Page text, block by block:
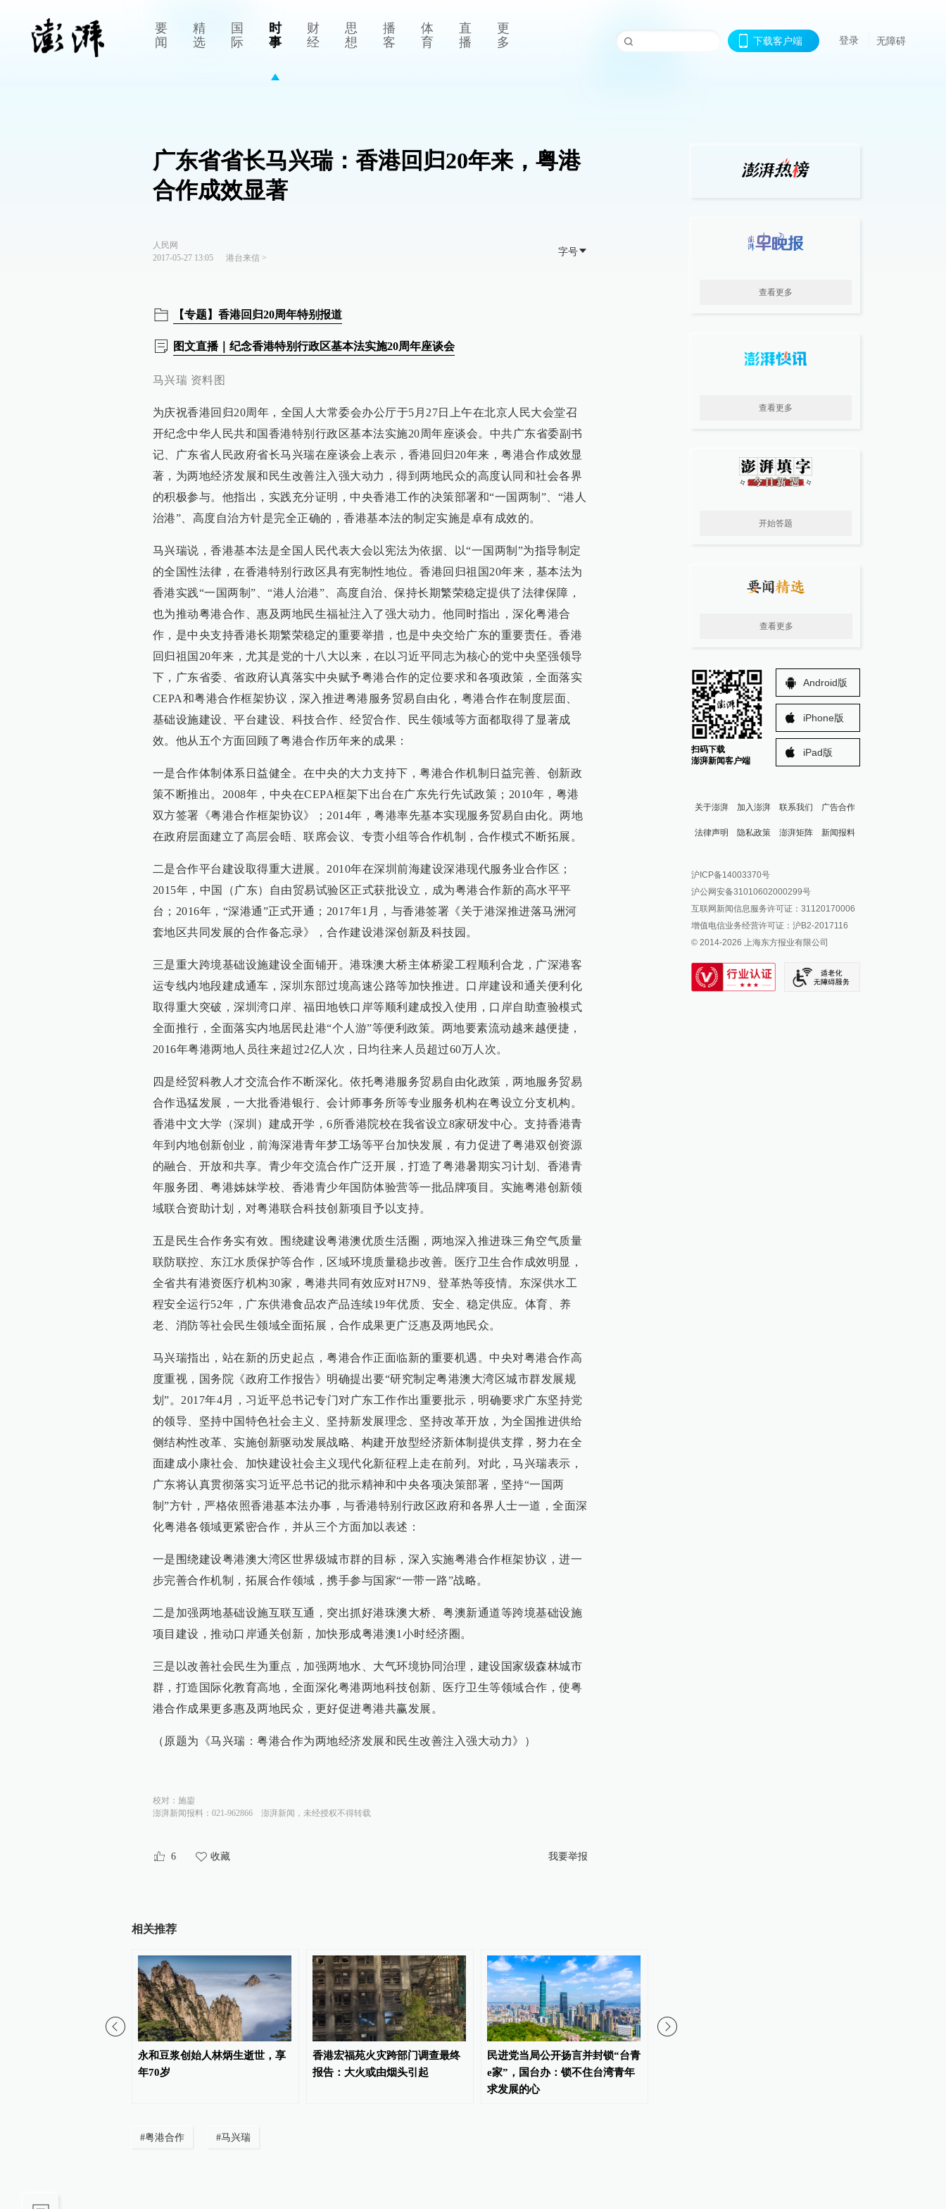
要
闻
精
选
国
际
时
事
财
经
思
想
播
客
体
育
直
播
更
多
下载客户端 登录 无障碍
广东省省长马兴瑞：香港回归20年来，粤港
合作成效显著
人民网
2017-05-27 13:05
港台来信>
字号
【专题】香港回归20周年特别报道
图文直播｜纪念香港特别行政区基本法实施20周年座谈会
马兴瑞 资料图
为庆祝香港回归20周年，全国人大常委会办公厅于5月27日上午在北京人民大会堂召
开纪念中华人民共和国香港特别行政区基本法实施20周年座谈会。中共广东省委副书
记、广东省人民政府省长马兴瑞在座谈会上表示，香港回归20年来，粤港合作成效显
著，为两地经济发展和民生改善注入强大动力，得到两地民众的高度认同和社会各界
的积极参与。他指出，实践充分证明，中央香港工作的决策部署和“一国两制”、“港人
治港”、高度自治方针是完全正确的，香港基本法的制定实施是卓有成效的。
马兴瑞说，香港基本法是全国人民代表大会以宪法为依据、以“一国两制”为指导制定
的全国性法律，在香港特别行政区具有宪制性地位。香港回归祖国20年来，基本法为
香港实践“一国两制”、“港人治港”、高度自治、保持长期繁荣稳定提供了法律保障，
也为推动粤港合作、惠及两地民生福祉注入了强大动力。他同时指出，深化粤港合
作，是中央支持香港长期繁荣稳定的重要举措，也是中央交给广东的重要责任。香港
回归祖国20年来，尤其是党的十八大以来，在以习近平同志为核心的党中央坚强领导
下，广东省委、省政府认真落实中央赋予粤港合作的定位要求和各项政策，全面落实
CEPA和粤港合作框架协议，深入推进粤港服务贸易自由化，粤港合作在制度层面、
基础设施建设、平台建设、科技合作、经贸合作、民生领域等方面都取得了显著成
效。他从五个方面回顾了粤港合作历年来的成果：
一是合作体制体系日益健全。在中央的大力支持下，粤港合作机制日益完善、创新政
策不断推出。2008年，中央在CEPA框架下出台在广东先行先试政策；2010年，粤港
双方签署《粤港合作框架协议》；2014年，粤港率先基本实现服务贸易自由化。两地
在政府层面建立了高层会晤、联席会议、专责小组等合作机制，合作模式不断拓展。
二是合作平台建设取得重大进展。2010年在深圳前海建设深港现代服务业合作区；
2015年，中国（广东）自由贸易试验区正式获批设立，成为粤港合作新的高水平平
台；2016年，“深港通”正式开通；2017年1月，与香港签署《关于港深推进落马洲河
套地区共同发展的合作备忘录》，合作建设港深创新及科技园。
三是重大跨境基础设施建设全面铺开。港珠澳大桥主体桥梁工程顺利合龙，广深港客
运专线内地段建成通车，深圳东部过境高速公路等加快推进。口岸建设和通关便利化
取得重大突破，深圳湾口岸、福田地铁口岸等顺利建成投入使用，口岸自助查验模式
全面推行，全面落实内地居民赴港“个人游”等便利政策。两地要素流动越来越便捷，
2016年粤港两地人员往来超过2亿人次，日均往来人员超过60万人次。
四是经贸科教人才交流合作不断深化。依托粤港服务贸易自由化政策，两地服务贸易
合作迅猛发展，一大批香港银行、会计师事务所等专业服务机构在粤设立分支机构。
香港中文大学（深圳）建成开学，6所香港院校在我省设立8家研发中心。支持香港青
年到内地创新创业，前海深港青年梦工场等平台加快发展，有力促进了粤港双创资源
的融合、开放和共享。青少年交流合作广泛开展，打造了粤港暑期实习计划、香港青
年服务团、粤港姊妹学校、香港青少年国防体验营等一批品牌项目。实施粤港创新领
域联合资助计划，对粤港联合科技创新项目予以支持。
五是民生合作务实有效。围绕建设粤港澳优质生活圈，两地深入推进珠三角空气质量
联防联控、东江水质保护等合作，区域环境质量稳步改善。医疗卫生合作成效明显，
全省共有港资医疗机构30家，粤港共同有效应对H7N9、登革热等疫情。东深供水工
程安全运行52年，广东供港食品农产品连续19年优质、安全、稳定供应。体育、养
老、消防等社会民生领域全面拓展，合作成果更广泛惠及两地民众。
马兴瑞指出，站在新的历史起点，粤港合作正面临新的重要机遇。中央对粤港合作高
度重视，国务院《政府工作报告》明确提出要“研究制定粤港澳大湾区城市群发展规
划”。2017年4月，习近平总书记专门对广东工作作出重要批示，明确要求广东坚持党
的领导、坚持中国特色社会主义、坚持新发展理念、坚持改革开放，为全国推进供给
侧结构性改革、实施创新驱动发展战略、构建开放型经济新体制提供支撑，努力在全
面建成小康社会、加快建设社会主义现代化新征程上走在前列。对此，马兴瑞表示，
广东将认真贯彻落实习近平总书记的批示精神和中央各项决策部署，坚持“一国两
制”方针，严格依照香港基本法办事，与香港特别行政区政府和各界人士一道，全面深
化粤港各领域更紧密合作，并从三个方面加以表述：
一是围绕建设粤港澳大湾区世界级城市群的目标，深入实施粤港合作框架协议，进一
步完善合作机制，拓展合作领域，携手参与国家“一带一路”战略。
二是加强两地基础设施互联互通，突出抓好港珠澳大桥、粤澳新通道等跨境基础设施
项目建设，推动口岸通关创新，加快形成粤港澳1小时经济圈。
三是以改善社会民生为重点，加强两地水、大气环境协同治理，建设国家级森林城市
群，打造国际化教育高地，全面深化粤港两地科技创新、医疗卫生等领域合作，使粤
港合作成果更多惠及两地民众，更好促进粤港共赢发展。
（原题为《马兴瑞：粤港合作为两地经济发展和民生改善注入强大动力》）
校对： 施鋆
澎湃新闻报料：021-962866
澎湃新闻，未经授权不得转载
6 收藏 我要举报
相关推荐
永和豆浆创始人林炳生逝世，享
年70岁
香港宏福苑火灾跨部门调查最终
报告：大火或由烟头引起
民进党当局公开扬言并封锁“台青
e家”，国台办：锁不住台湾青年
求发展的心
#粤港合作 #马兴瑞
查看更多
查看更多
开始答题
查看更多
扫码下载
澎湃新闻客户端
Android版
iPhone版
iPad版
关于澎湃 加入澎湃 联系我们 广告合作
法律声明 隐私政策 澎湃矩阵
澎湃新闻公众号
澎湃新闻抖音号
派生万物开放平台
IP SHANGHAI
SIXTH TONE
新闻报料
报料邮箱: news@thepaper.cn
沪ICP备14003370号
沪公网安备31010602000299号
互联网新闻信息服务许可证：31120170006
增值电信业务经营许可证：沪B2-2017116
© 2014-2026 上海东方报业有限公司